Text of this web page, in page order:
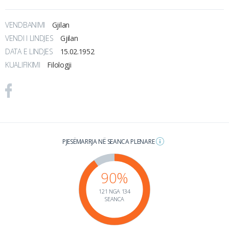
VENDBANIMI
Gjilan
VENDI I LINDJES
Gjilan
DATA E LINDJES
15.02.1952
KUALIFIKIMI
Filologji
PJESËMARRJA NË SEANCA PLENARE
90%
121 NGA 134
SEANCA